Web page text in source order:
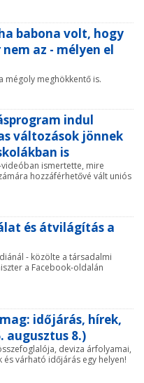
babona volt, hogy
az - mélyen el
mégoly meghökkentő is.
indul
változások jönnek
is
ismertette, mire
hozzáférhetővé vált uniós
és átvilágítás a
- közölte a társadalmi
a Facebook-oldalán
időjárás, hírek,
augusztus 8.)
deviza árfolyamai,
és várható időjárás egy helyen!